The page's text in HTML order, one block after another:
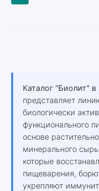
Каталог "Биолит" в
представляет
биологически
функционального
основе
минерального
которые
пищеварения,
укрепляют